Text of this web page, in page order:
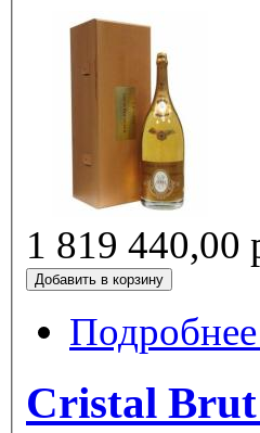
1 819 440,00
Подробнее
Cristal Brut